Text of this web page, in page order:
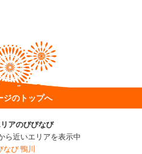
ジのトップへ
アのびびなび
ら近いエリアを表示中
なび 鴨川